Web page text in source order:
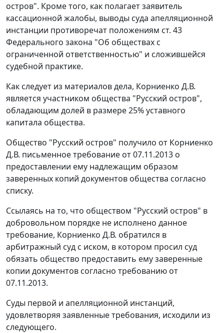
остров". Кроме того, как полагает заявитель
кассационной жалобы, выводы суда апелляционной
инстанции противоречат положениям ст. 43
Федерального закона "Об обществах с
ограниченной ответственностью" и сложившейся
судебной практике.
Как следует из материалов дела, Корниенко Д.В.
является участником общества "Русский остров",
обладающим долей в размере 25% уставного
капитала общества.
Общество "Русский остров" получило от Корниенко
Д.В. письменное требование от 07.11.2013 о
предоставлении ему надлежащим образом
заверенных копий документов общества согласно
списку.
Ссылаясь на то, что обществом "Русский остров" в
добровольном порядке не исполнено данное
требование, Корниенко Д.В. обратился в
арбитражный суд с иском, в котором просил суд
обязать общество предоставить ему заверенные
копии документов согласно требованию от
07.11.2013.
Суды первой и апелляционной инстанций,
удовлетворяя заявленные требования, исходили из
следующего.